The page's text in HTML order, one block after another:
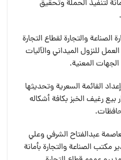
لتنفيذ الحملة وتحقيق
والتجارة لقطاع التجارة
للنزول الميداني والآليات
المعنية.
القائمة السعرية وتحديثها
رغيف الخبز بكافة أشكاله
عبدالفتاح الشرفي وعلي
مكتب الصناعة والتجارة بأمانة